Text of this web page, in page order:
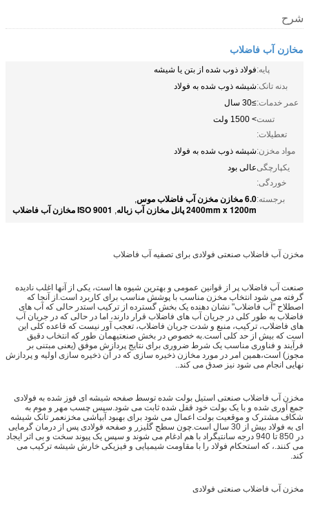
شرح
مخازن آب فاضلاب
پایه:فولاد ذوب شده از بتن یا شیشه
بدنه تانک:شیشه ذوب شده به فولاد
عمر خدمات:≥30 سال
تست
تعطیلات:
> 1500 ولت
مواد مخزن:شیشه ذوب شده به فولاد
یکپارچگی
خوردگی:
عالی بود
برجسته:6.0 مخازن مخزن آب فاضلاب موس ,
2400mm x 1200m پانل مخازن آب زباله , ISO 9001 مخازن آب فاضلاب
مخزن آب فاضلاب صنعتی فولادی برای تصفیه آب فاضلاب
صنعت آب فاضلاب پر از قوانین عمومی و بهترین شیوه ها است، یکی از آنها اغلب نادیده
گرفته می شود انتخاب مخزن مناسب با پوشش مناسب برای کاربرد است.از آنجا که
اصطلاح "آب فاضلاب" نشان دهنده یک بخش گسترده از ترکیب استدر حالی که آب های
فاضلاب به طور کلی در جریان آب های فاضلاب قرار دارند، اما در حالی که در جریان آب
های فاضلاب، ترکیب، منبع و شدت جریان فاضلاب، تعجب آور نیست که قاعده کلی این
است که بیش از حد کلی است.به خصوص در بخش صنعتیهمان طور که انتخاب دقیق
فرآیند و فناوری مناسب یک شرط ضروری برای نتایج پردازش موفق (یعنی مبتنی بر
مجوز) است،همین امر در مورد مخازن ذخیره سازی که در آن ذخیره سازی اولیه و پردازش
نهایی انجام می شود نیز صدق می کند..
مخزن آب فاضلاب صنعتی استیل بولت شده توسط صفحه شیشه ای فوز شده به فولادی
جمع آوری شده و با یک بولت خود قفل شده ثابت می شود.سپس چسب مهر و موم به
شکاف مشترک و موقعیت بولت اعمال می شود برای بهبود آبپاشی مخزنعمر تانک شیشه
ای به فولاد بیش از 30 سال است.چون سطح گلیزر و صفحه فولادی پس از درمان گرمایی
در 850 تا 940 درجه سانتیگراد با هم ادغام می شوند و سپس یک پیوند سخت و بی اثر ایجاد
می کنند.، که استحکام فولاد را با مقاومت شیمیایی و فیزیکی خارش شیشه ترکیب می
کند.
مخزن آب فاضلاب صنعتی فولادی